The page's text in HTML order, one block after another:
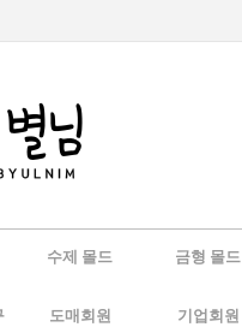
수제 몰드 금형 몰드
도매회원 기업회원